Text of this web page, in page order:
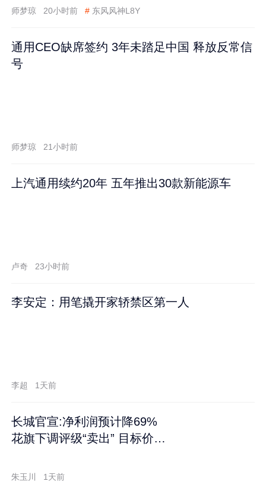
师梦琼 20小时前 # 东风风神L8Y
通用CEO缺席签约 3年未踏足中国 释放反常信
号
师梦琼 21小时前
上汽通用续约20年 五年推出30款新能源车
卢奇 23小时前
李安定：用笔撬开家轿禁区第一人
李超 1天前
长城官宣:净利润预计降69%
花旗下调评级“卖出” 目标价再
朱玉川 1天前